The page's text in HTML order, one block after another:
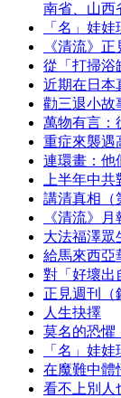
南省、山西
「名」娃
《清流》
從「打掃浴
近期在日本
勸三退小故
萬物有言：
重症來襲遇
連環畫：他
上半年中
講清真相（
《清流》月
大法福澤眾
給馬來西亞
對「好壞出
正見週刊（
人生抉擇
莫名的恐懼
「名」娃
在魔難中體
看不上別人